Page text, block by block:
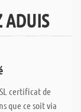
ADUIS
certificat de
que ce soit via